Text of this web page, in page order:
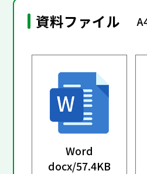
資料ファイル
Word
docx/57.4KB